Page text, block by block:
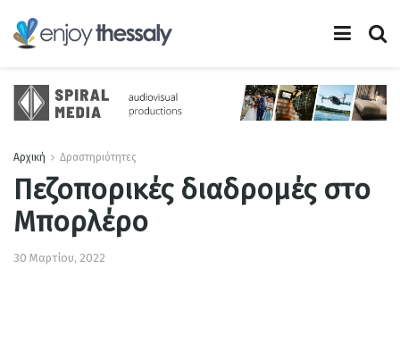
Αρχική Δραστηριότητες
Πεζοπορικές διαδρομές στο
Μπορλέρο
30 Μαρτίου, 2022